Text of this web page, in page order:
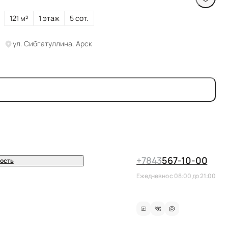
121 м² 1 этаж 5 сот.
ул. Сибгатуллина, Арск
+7843567-10-00
Ежедневно с 08:00 до 21:00